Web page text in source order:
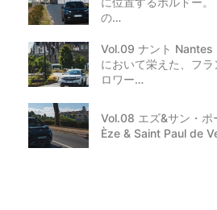
の…
Vol.09 ナント Nantes
において栄えた、フラ
ロワー…
Vol.08 エズ&サン・ポ
Èze & Saint Paul de